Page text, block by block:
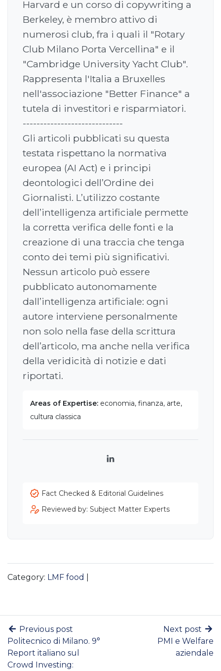
Harvard e un corso di copywriting a
Berkeley, è membro attivo di
numerosi club, fra i quali il "Rotary
Club Milano Porta Vercellina" e il
"Cambridge University Yacht Club".
Rappresenta l'Italia a Bruxelles
nell'associazione "Better Finance" a
tutela di investitori e risparmiatori.
-----------------------------
Gli articoli pubblicati su questa
testata rispettano la normativa
europea (AI Act) e i principi
deontologici dell’Ordine dei
Giornalisti. L’utilizzo costante
dell’intelligenza artificiale permette
la corretta verifica delle fonti e la
creazione di una traccia che tenga
conto dei temi più significativi.
Nessun articolo può essere
pubblicato autonomamente
dall’intelligenza artificiale: ogni
autore interviene personalmente
non solo nella fase della scrittura
dell’articolo, ma anche nella verifica
della veridicità di notizie e dati
riportati.
Areas of Expertise: economia, finanza, arte,
cultura classica
LinkedIn
Fact Checked & Editorial Guidelines
Reviewed by: Subject Matter Experts
Category: LMF food
Previous post
Politecnico di Milano. 9°
Report italiano sul
Crowd Investing:
Next post
PMI e Welfare
aziendale